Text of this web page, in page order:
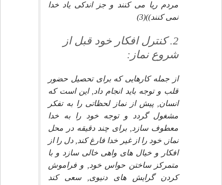
مردم ريا مى كنند و جز اندكى ياد خدا
نمى كنند))(3)
2. كنترل افكار خود قبل از
شروع نماز:
از جمله كارهايى كه براى تحصيل حضور
قلب و توجه بايد انجام داد, اين است كه
انسان, پيش از نماز لحظاتى را به تفكر
مشغول گردد و توجه خود را به خدا
معطوف سازد, براى چند دقيقه در محل
نماز, خود را از غير خدا فارغ كند, دل را از
افكار و خيال هاى واهى خالى سازد و با
متمركز ساختن حواس خود, و فراموش
كردن گرايش هاى دنيوى, سعى كند